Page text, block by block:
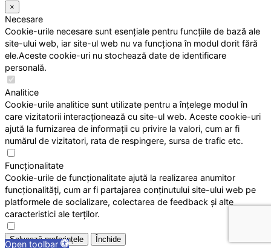
Open toolbar
×
Necesare
Cookie-urile necesare sunt esențiale pentru funcțiile de bază ale
site-ului web, iar site-ul web nu va funcționa în modul dorit fără
ele.Aceste cookie-uri nu stochează date de identificare
personală.
Analitice
Cookie-urile analitice sunt utilizate pentru a înțelege modul în
care vizitatorii interacționează cu site-ul web. Aceste cookie-uri
ajută la furnizarea de informații cu privire la valori, cum ar fi
numărul de vizitatori, rata de respingere, sursa de trafic etc.
Funcționalitate
Cookie-urile de funcționalitate ajută la realizarea anumitor
funcționalități, cum ar fi partajarea conținutului site-ului web pe
platformele de socializare, colectarea de feedback și alte
caracteristici ale terților.
Salvează preferințele Închide